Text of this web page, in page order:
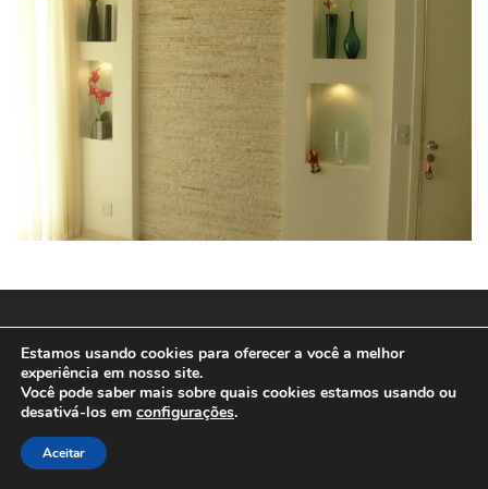
Estamos usando cookies para oferecer a você a melhor
experiência em nosso site.
Você pode saber mais sobre quais cookies estamos usando ou
desativá-los em configurações.
Aceitar